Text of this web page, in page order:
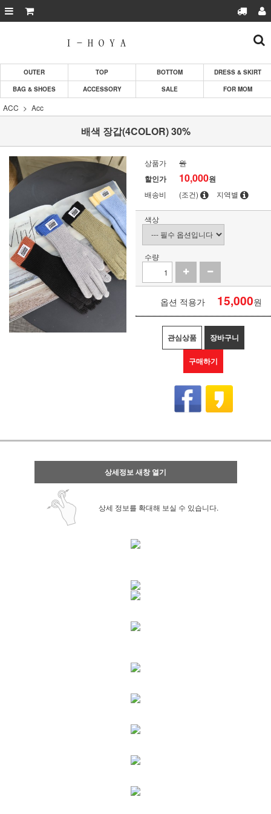
OUTER TOP BOTTOM
DRESS & SKIRT
BAG & SHOES
ACCESSORY SALE FOR MOM
ACC Acc
배색 장갑(4COLOR) 30%
상품가 원
할인가 10,000원
배송비 (조건) 지역별
색상
수량
옵션 적용가 15,000원
관심상품 장바구니
구매하기
상세정보 새창 열기
상세 정보를 확대해 보실 수 있습니다.